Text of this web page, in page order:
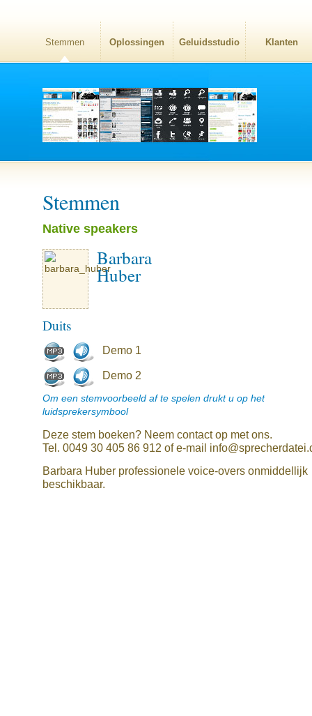
Stemmen Oplossingen Geluidsstudio Klanten
Stemmen
Native speakers
Barbara
Huber
Duits
Demo 1
Demo 2
Om een stemvoorbeeld af te spelen drukt u op het
luidsprekersymbool
Deze stem boeken? Neem contact op met ons.
Tel. 0049 30 405 86 912 of e-mail
Barbara Huber professionele voice-overs onmiddellijk
beschikbaar.